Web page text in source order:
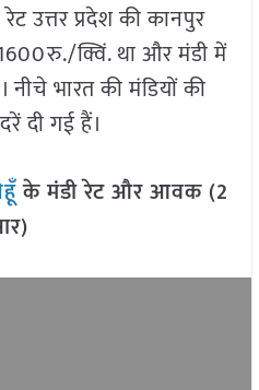
उत्तर प्रदेश की कानपुर
क्विं. था और मंडी में
भारत की मंडियों की
दी गई हैं।
के मंडी रेट और आवक (2